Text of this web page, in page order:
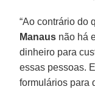
“Ao contrário do
Manaus não há
dinheiro para
essas pessoas.
formulários para